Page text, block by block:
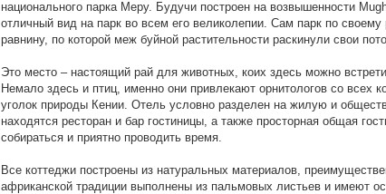
национального парка Меру. Будучи построен на возвышенности
отличный вид на парк во всем его великолепии. Сам парк по
равнину, по которой меж буйной растительности раскинули свои
Это место – настоящий рай для животных, коих здесь можно
Немало здесь и птиц, именно они привлекают орнитологов со всех
уголок природы Кении. Отель условно разделен на жилую и
находятся ресторан и бар гостиницы, а также просторная общая
собираться и приятно проводить время.
Все коттеджи построены из натуральных материалов,
африканской традиции выполнены из пальмовых листьев и имеют